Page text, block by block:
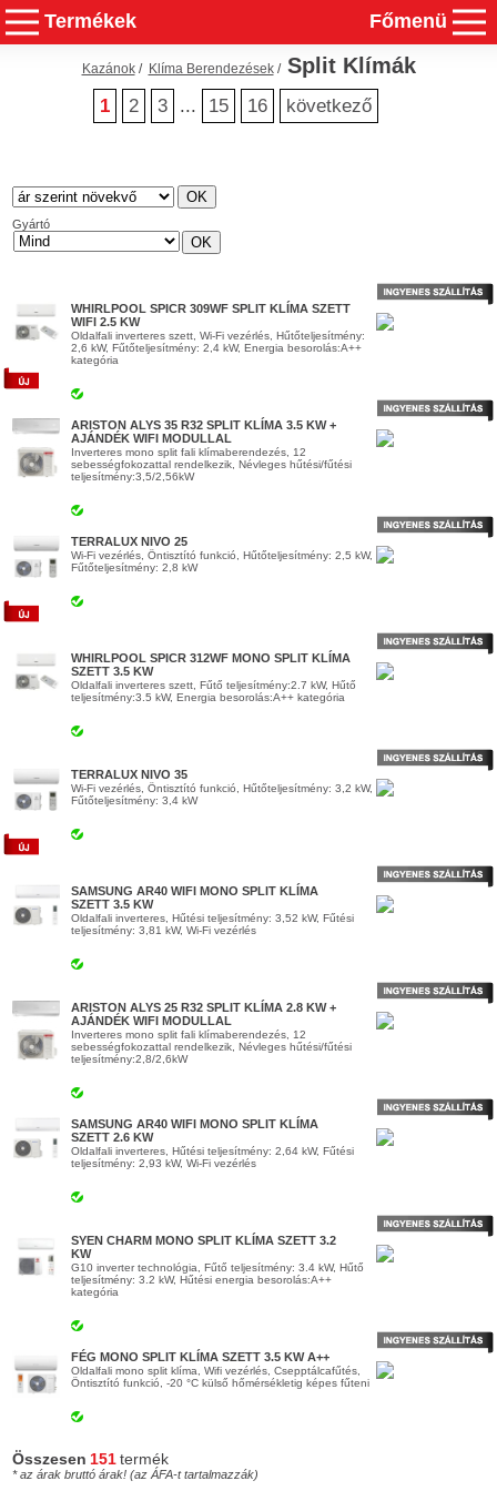
Termékek Főmenü
Kazánok/ Klíma Berendezések/ Split Klímák
1 2 3 ... 15 16 következő
Gyártó
WHIRLPOOL SPICR 309WF SPLIT KLÍMA SZETT
WIFI 2.5 KW
Oldalfali inverteres szett, Wi-Fi vezérlés, Hűtőteljesítmény:
2,6 kW, Fűtőteljesítmény: 2,4 kW, Energia besorolás:A++
kategória
ARISTON ALYS 35 R32 SPLIT KLÍMA 3.5 KW +
AJÁNDÉK WIFI MODULLAL
Inverteres mono split fali klímaberendezés, 12
sebességfokozattal rendelkezik, Névleges hűtési/fűtési
teljesítmény:3,5/2,56kW
TERRALUX NIVO 25
Wi-Fi vezérlés, Öntisztító funkció, Hűtőteljesítmény: 2,5 kW,
Fűtőteljesítmény: 2,8 kW
WHIRLPOOL SPICR 312WF MONO SPLIT KLÍMA
SZETT 3.5 KW
Oldalfali inverteres szett, Fűtő teljesítmény:2.7 kW, Hűtő
teljesítmény:3.5 kW, Energia besorolás:A++ kategória
TERRALUX NIVO 35
Wi-Fi vezérlés, Öntisztító funkció, Hűtőteljesítmény: 3,2 kW,
Fűtőteljesítmény: 3,4 kW
SAMSUNG AR40 WIFI MONO SPLIT KLÍMA
SZETT 3.5 KW
Oldalfali inverteres, Hűtési teljesítmény: 3,52 kW, Fűtési
teljesítmény: 3,81 kW, Wi-Fi vezérlés
ARISTON ALYS 25 R32 SPLIT KLÍMA 2.8 KW +
AJÁNDÉK WIFI MODULLAL
Inverteres mono split fali klímaberendezés, 12
sebességfokozattal rendelkezik, Névleges hűtési/fűtési
teljesítmény:2,8/2,6kW
SAMSUNG AR40 WIFI MONO SPLIT KLÍMA
SZETT 2.6 KW
Oldalfali inverteres, Hűtési teljesítmény: 2,64 kW, Fűtési
teljesítmény: 2,93 kW, Wi-Fi vezérlés
SYEN CHARM MONO SPLIT KLÍMA SZETT 3.2
KW
G10 inverter technológia, Fűtő teljesítmény: 3.4 kW, Hűtő
teljesítmény: 3.2 kW, Hűtési energia besorolás:A++
kategória
FÉG MONO SPLIT KLÍMA SZETT 3.5 KW A++
Oldalfali mono split klíma, Wifi vezérlés, Csepptálcafűtés,
Öntisztító funkció, -20 °C külső hőmérsékletig képes fűteni
Összesen 151 termék
* az árak bruttó árak! (az ÁFA-t tartalmazzák)